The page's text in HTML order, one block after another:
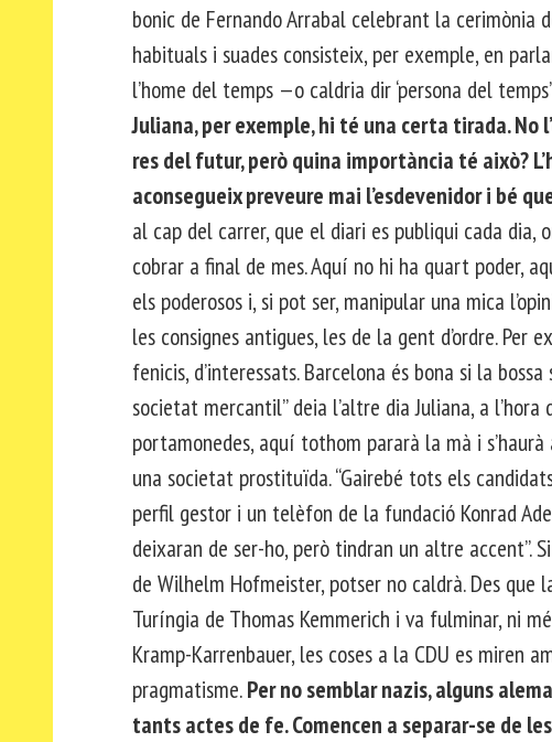
bonic de Fernando Arrabal celebrant la cerimònia
habituals i suades consisteix, per exemple, en
l’home del temps —o caldria dir ‘persona del
Juliana, per exemple, hi té una certa tirada. No
res del futur, però quina importància té això?
aconsegueix preveure mai l’esdevenidor i bé
al cap del carrer, que el diari es publiqui cada dia,
cobrar a final de mes. Aquí no hi ha quart poder,
els poderosos i, si pot ser, manipular una mica
les consignes antigues, les de la gent d’ordre.
fenicis, d’interessats. Barcelona és bona si la
societat mercantil” deia l’altre dia Juliana, a
portamonedes, aquí tothom pararà la mà i
una societat prostituïda. “Gairebé tots els
perfil gestor i un telèfon de la fundació Konrad
deixaran de ser-ho, però tindran un altre accent”.
de Wilhelm Hofmeister, potser no caldrà. Des
Turíngia de Thomas Kemmerich i va fulminar, ni
Kramp-Karrenbauer, les coses a la CDU es miren
pragmatisme.Per no semblar nazis, alguns
tants actes de fe. Comencen a separar-se de